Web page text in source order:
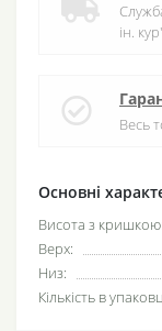
Основні
Висота з кришкою:
Верх:
Низ:
Кількість в
ін.
Весь